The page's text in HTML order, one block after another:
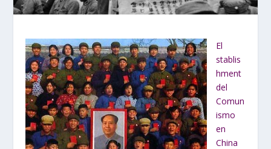
El
stablis
hment
del
Comun
ismo
en
China